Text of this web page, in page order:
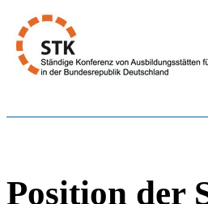
Position der